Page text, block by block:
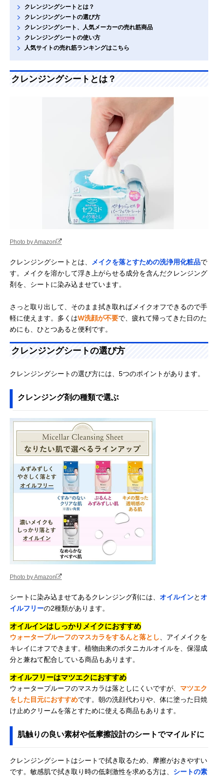
クレンジングシートとは？
クレンジングシートの選び方
クレンジングシート、人気メーカーの売れ筋商品
クレンジングシートの使い方
人気サイトの売れ筋ランキングはこちら
クレンジングシートとは？
Photo by Amazon
クレンジングシートとは、 メイクを落とすための洗浄用化粧品で
す。メイクを溶かして浮き上がらせる成分を含んだクレンジング
剤を、シートに染み込ませています。
さっと取り出して、そのまま拭き取ればメイクオフできるので手
軽に使えます。多くはW洗顔が不要で、疲れて帰ってきた日のた
めにも、ひとつあると便利です。
クレンジングシートの選び方
クレンジングシートの選び方には、5つのポイントがあります。
クレンジング剤の種類で選ぶ
Photo by Amazon
シートに染み込ませてあるクレンジング剤には、 オイルインとオ
イルフリーの2種類があります。
オイルインはしっかりメイクにおすすめ
ウォータープルーフのマスカラをするんと落とし 、アイメイクを
キレイにオフできます。植物由来のボタニカルオイルを、保湿成
分と兼ねて配合している商品もあります。
オイルフリーはマツエクにおすすめ
ウォータープルーフのマスカラは落としにくいですが、 マツエク
をした目元におすすめです。朝の洗顔代わりや、体に塗った日焼
け止めクリームを落とすために使える商品もあります。
肌触りの良い素材や低摩擦設計のシートでマイルドに
クレンジングシートはシートで拭き取るため、摩擦がおきやすい
です。敏感肌で拭き取り時の低刺激性を求める方は、 シートの素